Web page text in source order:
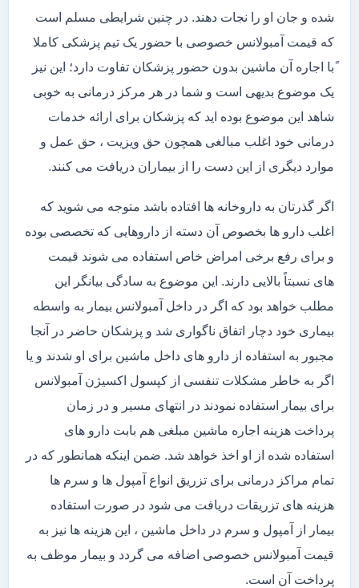
شده و جان او را نجات دهند. در چنین شرایطی مسلم است
که قیمت آمبولانس خصوصی با حضور یک تیم پزشکی کاملا
ًبا اجاره آن ماشین بدون حضور پزشکان تفاوت دارد؛ این نیز
یک موضوع بدیهی است و شما در هر مرکز درمانی به خوبی
شاهد این موضوع بوده اید که پزشکان برای ارائه خدمات
درمانی خود اغلب مبالغی همچون حق ویزیت ، حق عمل و
موارد دیگری از این دست را از بیماران دریافت می کنند.
اگر گذرتان به داروخانه ها افتاده باشد متوجه می شوید که
اغلب دارو ها بخصوص آن دسته از داروهایی که تخصصی بوده
و برای رفع برخی امراض خاص استفاده می شوند قیمت
های نسبتاً بالایی دارند. این موضوع به سادگی بیانگر این
مطلب خواهد بود که اگر در داخل آمبولانس بیمار به واسطه
بیماری خود دچار اتفاق ناگواری شد و پزشکان حاضر در آنجا
مجبور به استفاده از دارو های داخل ماشین برای او شدند و یا
اگر به خاطر مشکلات تنفسی از کپسول اکسیژن آمبولانس
برای بیمار استفاده نمودند در انتهای مسیر و در زمان
پرداخت هزینه اجاره ماشین مبلغی هم بابت دارو های
استفاده شده از او اخذ خواهد شد. ضمن اینکه همانطور که در
تمام مراکز درمانی برای تزریق انواع آمپول ها و سرم ها
هزینه های تزریقات دریافت می شود در صورت استفاده
بیمار از آمپول و سرم در داخل ماشین ، این هزینه ها نیز به
قیمت آمبولانس خصوصی اضافه می گردد و بیمار موظف به
پرداخت آن است.